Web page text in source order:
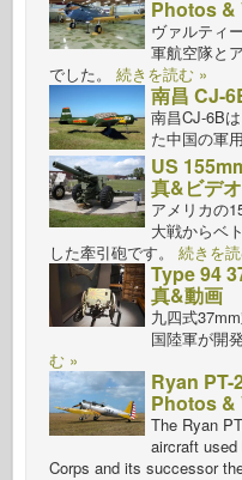
Photos &
ヴァルティ
軍航空隊と
でした。 続きを読む »
南昌 CJ-
南昌CJ-6B
た中国の軍
US
真&ビデオ
アメリカの
大戦からベ
した牽引砲です。 続きを
Type 94
真&動画
九四式
国陸軍が開
む »
Ryan PT-
Photos &
The Ryan
aircraft
Corps and its successor